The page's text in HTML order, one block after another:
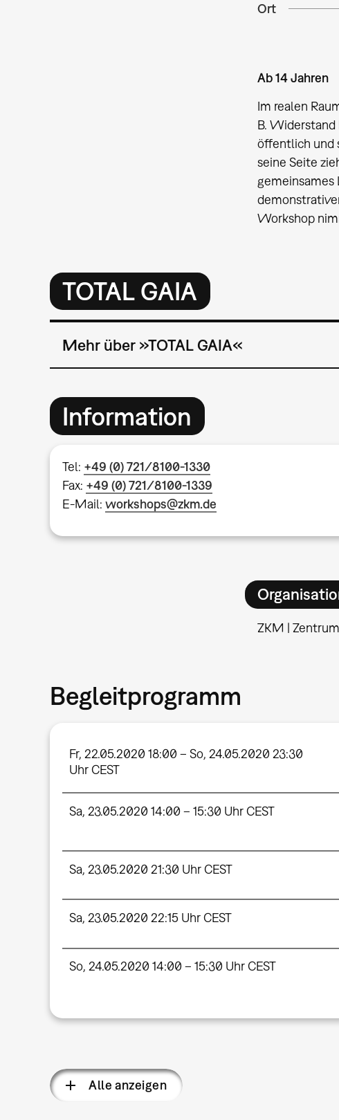
Ort
Ab 14 Jahren
Im realen
B.
öffentlich und
seine Seite
gemeinsames
Workshop
TOTAL GAIA
Mehr über »TOTAL GAIA«
Information
Tel: +49 (0) 721/8100-1330
Fax: +49 (0) 721/8100-1339
E-Mail:workshops@zkm.de
ZKM |
Begleitprogramm
Fr, 22.05.2020 18:00 – So, 24.05.2020 23:30
Uhr CEST
Sa, 23.05.2020 14:00 – 15:30 Uhr CEST
Sa, 23.05.2020 21:30 Uhr CEST
Sa, 23.05.2020 22:15 Uhr CEST
So, 24.05.2020 14:00 – 15:30 Uhr CEST
Alle anzeigen